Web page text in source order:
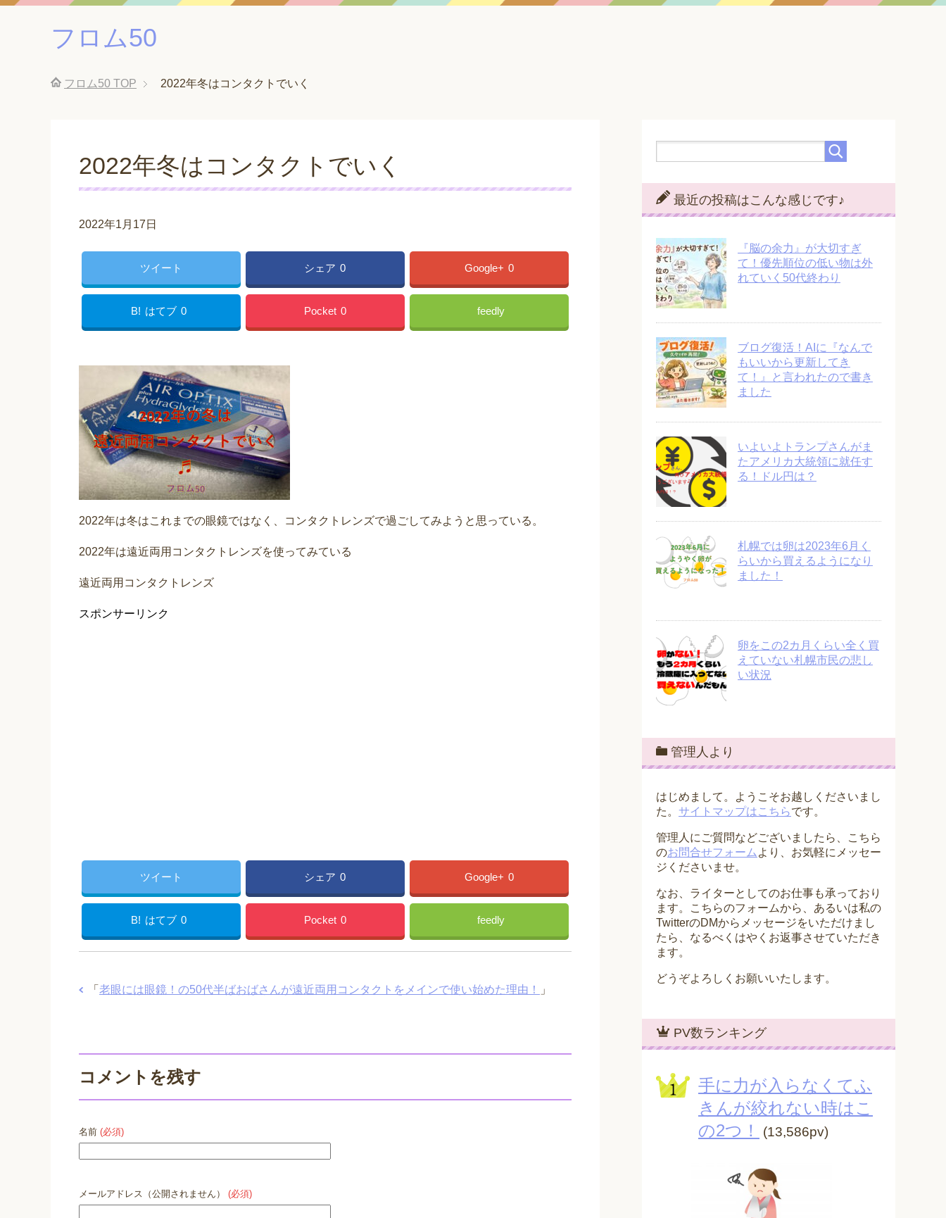
フロム50
フロム50 TOP 2022年冬はコンタクトでいく
2022年冬はコンタクトでいく
2022年1月17日
ツイート シェア 0 Google+ 0
B! はてブ 0 Pocket 0 feedly
2022年は冬はこれまでの眼鏡ではなく、コンタクトレンズで過ごしてみようと思っている。
2022年は遠近両用コンタクトレンズを使ってみている
遠近両用コンタクトレンズ
スポンサーリンク
ツイート シェア 0 Google+ 0
B! はてブ 0 Pocket 0 feedly
「 老眼には眼鏡！の50代半ばおばさんが遠近両用コンタクトをメインで使い始めた理由！ 」
コメントを残す
名前 (必須)
メールアドレス（公開されません） (必須)
最近の投稿はこんな感じです♪
『脳の余力』が大切すぎ
て！優先順位の低い物は外
れていく50代終わり
ブログ復活！AIに『なんで
もいいから更新してき
て！』と言われたので書き
ました
いよいよトランプさんがま
たアメリカ大統領に就任す
る！ドル円は？
札幌では卵は2023年6月く
らいから買えるようになり
ました！
卵をこの2カ月くらい全く買
えていない札幌市民の悲し
い状況
管理人より
はじめまして。ようこそお越しくださいまし
た。 サイトマップはこちらです。
管理人にご質問などございましたら、こちら
のお問合せフォーム より、お気軽にメッセー
ジくださいませ。
なお、ライターとしてのお仕事も承っており
ます。こちらのフォームから、あるいは私の
TwitterのDMからメッセージをいただけまし
たら、なるべくはやくお返事させていただき
ます。
どうぞよろしくお願いいたします。
PV数ランキング
手に力が入らなくてふ
きんが絞れない時はこ
の2つ！
(13,586pv)